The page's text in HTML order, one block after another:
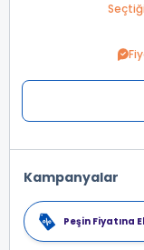
Kampanyalar
Peşin Fiyatına